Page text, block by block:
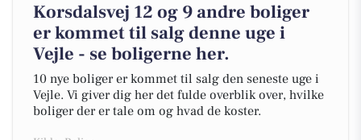
Korsdalsvej 12 og 9 andre boliger
er kommet til salg denne uge i
Vejle - se boligerne her.
10 nye boliger er kommet til salg den seneste uge i
Vejle. Vi giver dig her det fulde overblik over, hvilke
boliger der er tale om og hvad de koster.